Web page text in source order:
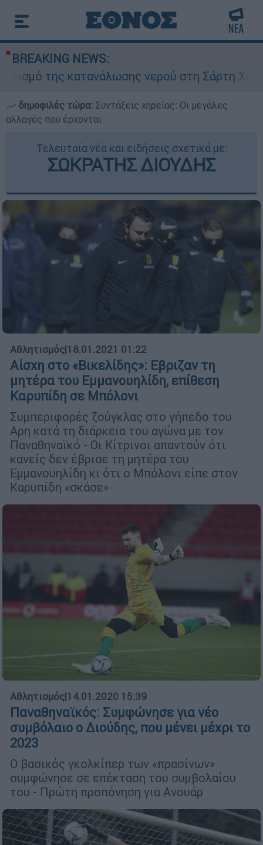
BREAKING NEWS:
κατανάλωσης νερού στη Σάρτη Χαλκιδικής -
δημοφιλές τώρα: Συντάξεις χηρείας: Οι μεγάλες
αλλαγές που έρχονται
Τελευταία νέα και ειδήσεις σχετικά με:
ΣΩΚΡΑΤΗΣ ΔΙΟΥΔΗΣ
Αθλητισμός|18.01.2021 01:22
Αίσχη στο «Βικελίδης»: Εβριζαν τη
μητέρα του Εμμανουηλίδη, επίθεση
Καρυπίδη σε Μπόλονι
Συμπεριφορές ζούγκλας στο γήπεδο του
Αρη κατά τη διάρκεια του αγώνα με τον
Παναθηναϊκό - Οι Κίτρινοι απαντούν ότι
κανείς δεν έβρισε τη μητέρα του
Εμμανουηλίδη κι ότι ο Μπόλονι είπε στον
Καρυπίδη «σκάσε»
Αθλητισμός|14.01.2020 15:39
Παναθηναϊκός: Συμφώνησε για νέο
συμβόλαιο ο Διούδης, που μένει μέχρι το
2023
Ο βασικός γκολκίπερ των «πρασίνων»
συμφώνησε σε επέκταση του συμβολαίου
του - Πρώτη προπόνηση για Ανουάρ